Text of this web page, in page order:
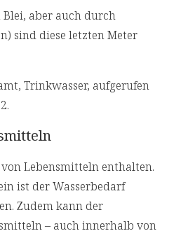
aber auch durch
sind diese letzten Meter
Trinkwasser, aufgerufen
Lebensmitteln enthalten.
ist der Wasserbedarf
Zudem kann der
– auch innerhalb von